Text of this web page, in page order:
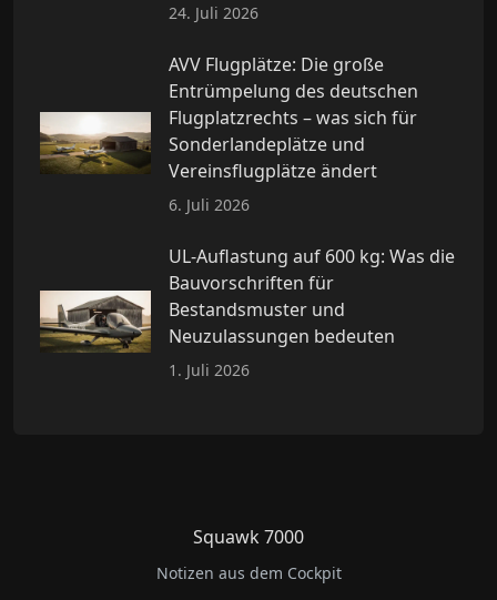
24. Juli 2026
AVV Flugplätze: Die große
Entrümpelung des deutschen
Flugplatzrechts – was sich für
Sonderlandeplätze und
Vereinsflugplätze ändert
6. Juli 2026
UL-Auflastung auf 600 kg: Was die
Bauvorschriften für
Bestandsmuster und
Neuzulassungen bedeuten
1. Juli 2026
Squawk 7000
Notizen aus dem Cockpit